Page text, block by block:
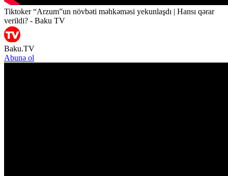
Tiktoker “Arzum”un növbəti məhkəməsi yekunlaşdı | Hansı qərar
verildi? - Baku TV
Baku.TV
Abunə ol